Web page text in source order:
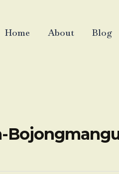
Home About Blog